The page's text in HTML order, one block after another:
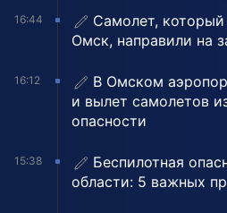
16:44
Самолет,
Омск, направили на
16:12
В Омском
и вылет самолетов
опасности
15:38
Беспилотная
области: 5 важных